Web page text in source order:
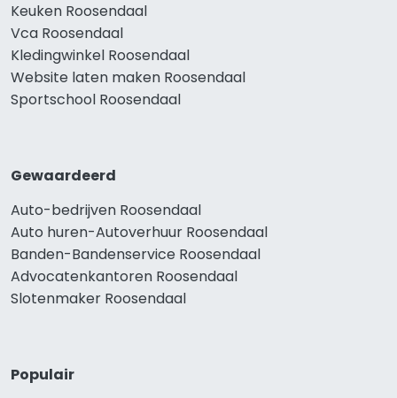
Keuken Roosendaal
Vca Roosendaal
Kledingwinkel Roosendaal
Website laten maken Roosendaal
Sportschool Roosendaal
Gewaardeerd
Auto-bedrijven Roosendaal
Auto huren-Autoverhuur Roosendaal
Banden-Bandenservice Roosendaal
Advocatenkantoren Roosendaal
Slotenmaker Roosendaal
Populair